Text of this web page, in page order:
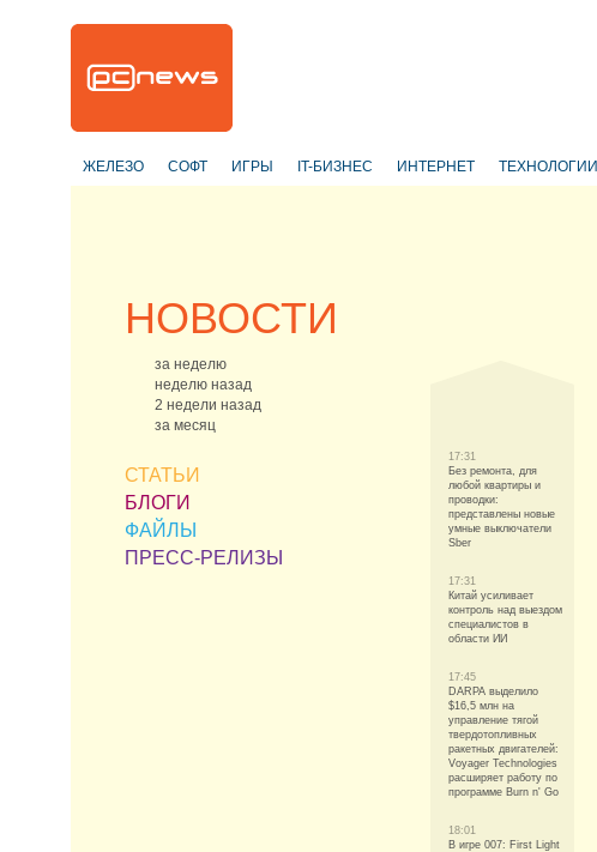
ЖЕЛЕЗО СОФТ ИГРЫ IT-БИЗНЕС ИНТЕРНЕТ ТЕХНОЛОГИИ
НОВОСТИ
за неделю
неделю назад
2 недели назад
за месяц
СТАТЬИ
БЛОГИ
ФАЙЛЫ
ПРЕСС-РЕЛИЗЫ
17:31
Без ремонта, для
любой квартиры и
проводки:
представлены новые
умные выключатели
Sber
17:31
Китай усиливает
контроль над выездом
специалистов в
области ИИ
17:45
DARPA выделило
$16,5 млн на
управление тягой
твердотопливных
ракетных двигателей:
Voyager Technologies
расширяет работу по
программе Burn n' Go
18:01
В игре 007: First Light